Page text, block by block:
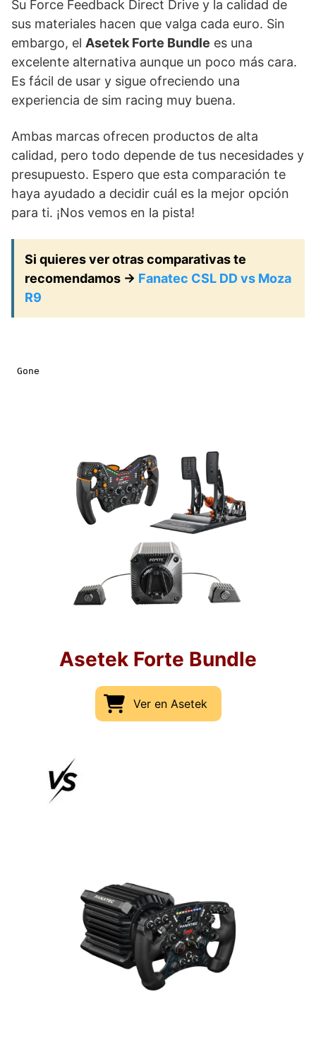
Su Force Feedback Direct Drive y la calidad de
sus materiales hacen que valga cada euro. Sin
embargo, el Asetek Forte Bundle es una
excelente alternativa aunque un poco más cara.
Es fácil de usar y sigue ofreciendo una
experiencia de sim racing muy buena.
Ambas marcas ofrecen productos de alta
calidad, pero todo depende de tus necesidades y
presupuesto. Espero que esta comparación te
haya ayudado a decidir cuál es la mejor opción
para ti. ¡Nos vemos en la pista!
Si quieres ver otras comparativas te
recomendamos -> Fanatec CSL DD vs Moza
R9
Asetek Forte Bundle
Ver en Asetek